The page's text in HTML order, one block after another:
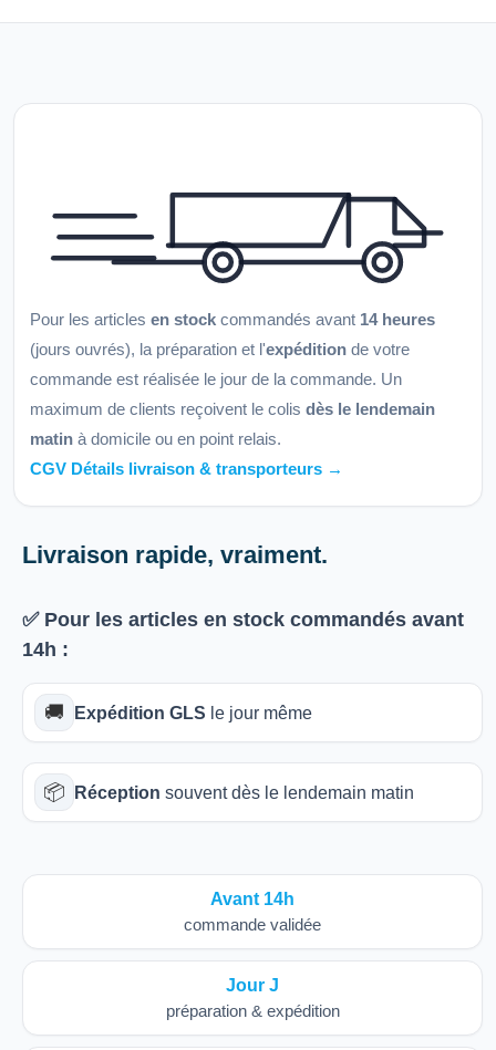
Pour les articles en stock commandés avant 14 heures
(jours ouvrés), la préparation et l'expédition de votre
commande est réalisée le jour de la commande. Un
maximum de clients reçoivent le colis dès le lendemain
matin à domicile ou en point relais.
CGV Détails livraison & transporteurs →
Livraison rapide, vraiment.
✅ Pour les articles en stock commandés avant
14h :
🚚 Expédition GLS le jour même
📦 Réception souvent dès le lendemain matin
Avant 14h
commande validée
Jour J
préparation & expédition